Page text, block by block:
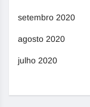
setembro 2020
agosto 2020
julho 2020